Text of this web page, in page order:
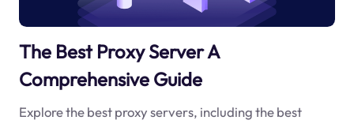
The Best Proxy Server A
Comprehensive Guide
Explore the best proxy servers, including the best